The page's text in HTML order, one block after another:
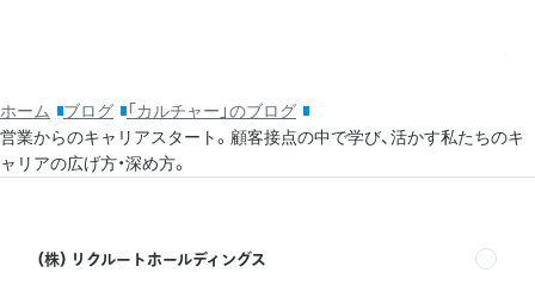
ホーム ブログ
「カルチャー」のブログ
営業からのキャリアスタート。顧客接点の中で学び、活かす私たちのキ
ャリアの広げ方・深め方。
(株) リクルートホールディングス